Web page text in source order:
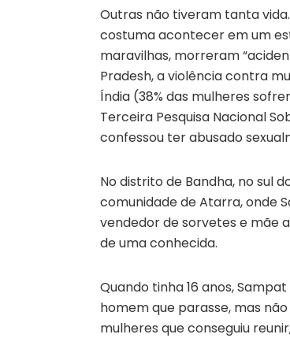
Outras não tiveram tanta
costuma acontecer em um
maravilhas, morreram
Pradesh, a violência contra
Índia (38% das mulheres
Terceira Pesquisa Nacional
confessou ter abusado
No distrito de Bandha, no sul
comunidade de Atarra, onde
vendedor de sorvetes e mãe
de uma conhecida.
Quando tinha 16 anos,
homem que parasse, mas
mulheres que conseguiu